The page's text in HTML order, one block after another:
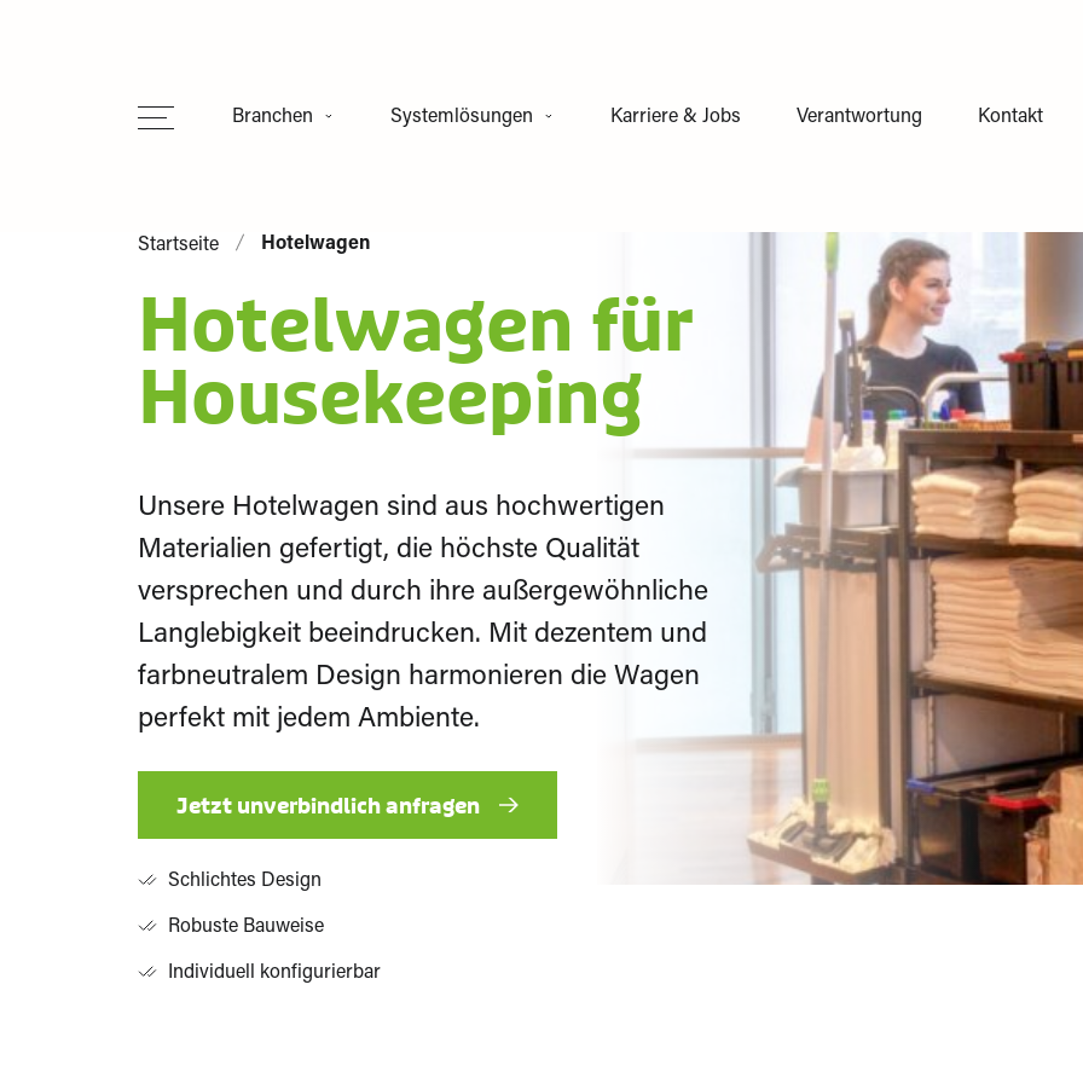
Branchen
Öffentliche
Bildung
Gastronomie
Lebensmittel- und
Getränkeindustrie
Produktion
Gesundheitswesen
und Krankenpflege
Gebäudereiniger &
Alle Branchen anzeigen
Systemlösungen
Stationen &
Heimbereiche
Gläser und Geschirr
Housekeeping & Etage
Industriereinigung
Getränkeindustrie
Objekt Wäsche
Waschraum und Papier
Schwimmbad
Alle Systemlösungen anzeigen
Karriere & Jobs Verantwortung Kontakt
Startseite Hotelwagen
Hotelwagen für
Housekeeping
Unsere Hotelwagen sind aus hochwertigen
Materialien gefertigt, die höchste Qualität
versprechen und durch ihre außergewöhnliche
Langlebigkeit beeindrucken. Mit dezentem und
farbneutralem Design harmonieren die Wagen
perfekt mit jedem Ambiente.
Jetzt unverbindlich anfragen
Schlichtes Design
Robuste Bauweise
Individuell konfigurierbar